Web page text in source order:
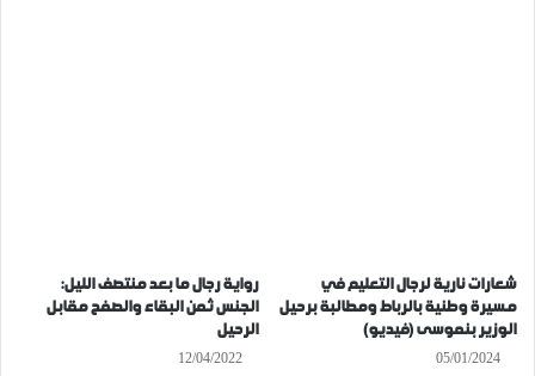
شعارات نارية لرجال التعليم في
مسيرة وطنية بالرباط ومطالبة برحيل
الوزير بنموسى (فيديو)
05/01/2024
رواية رجال ما بعد منتصف الليل:
الجنس ثمن البقاء والصفح مقابل
الرحيل
12/04/2022